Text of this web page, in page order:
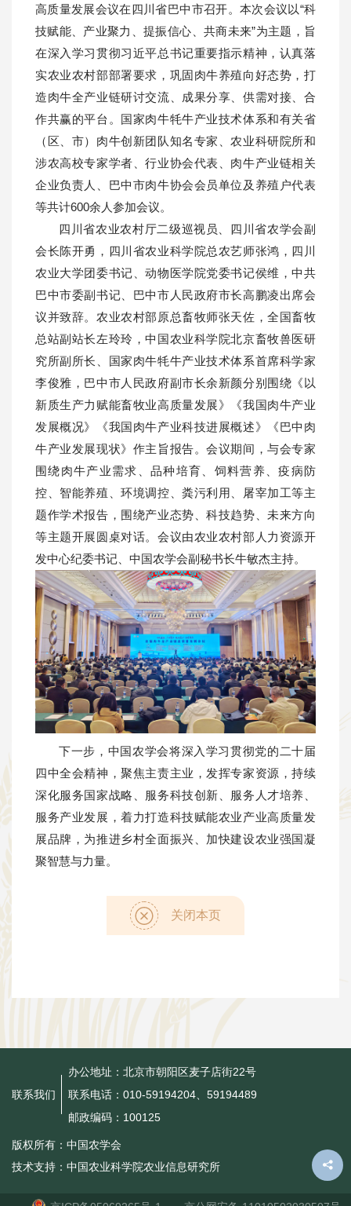
高质量发展会议在四川省巴中市召开。本次会议以“科
技赋能、产业聚力、提振信心、共商未来”为主题，旨
在深入学习贯彻习近平总书记重要指示精神，认真落
实农业农村部部署要求，巩固肉牛养殖向好态势，打
造肉牛全产业链研讨交流、成果分享、供需对接、合
作共赢的平台。国家肉牛牦牛产业技术体系和有关省
（区、市）肉牛创新团队知名专家、农业科研院所和
涉农高校专家学者、行业协会代表、肉牛产业链相关
企业负责人、巴中市肉牛协会会员单位及养殖户代表
等共计600余人参加会议。
四川省农业农村厅二级巡视员、四川省农学会副
会长陈开勇，四川省农业科学院总农艺师张鸿，四川
农业大学团委书记、动物医学院党委书记侯维，中共
巴中市委副书记、巴中市人民政府市长高鹏凌出席会
议并致辞。农业农村部原总畜牧师张天佐，全国畜牧
总站副站长左玲玲，中国农业科学院北京畜牧兽医研
究所副所长、国家肉牛牦牛产业技术体系首席科学家
李俊雅，巴中市人民政府副市长余新颜分别围绕《以
新质生产力赋能畜牧业高质量发展》《我国肉牛产业
发展概况》《我国肉牛产业科技进展概述》《巴中肉
牛产业发展现状》作主旨报告。会议期间，与会专家
围绕肉牛产业需求、品种培育、饲料营养、疫病防
控、智能养殖、环境调控、粪污利用、屠宰加工等主
题作学术报告，围绕产业态势、科技趋势、未来方向
等主题开展圆桌对话。会议由农业农村部人力资源开
发中心纪委书记、中国农学会副秘书长牛敏杰主持。
下一步，中国农学会将深入学习贯彻党的二十届
四中全会精神，聚焦主责主业，发挥专家资源，持续
深化服务国家战略、服务科技创新、服务人才培养、
服务产业发展，着力打造科技赋能农业产业高质量发
展品牌，为推进乡村全面振兴、加快建设农业强国凝
聚智慧与力量。
关闭本页
版权所有：中国农学会
技术支持：中国农业科学院农业信息研究所
联系我们
办公地址：北京市朝阳区麦子店街22号
联系电话：010-59194204、59194489
邮政编码：100125